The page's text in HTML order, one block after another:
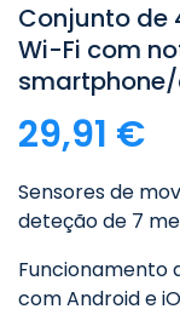
Conjunto de
Wi-Fi com
29,91 €
Sensores de
deteção de 7
Funcionamento
com Android e